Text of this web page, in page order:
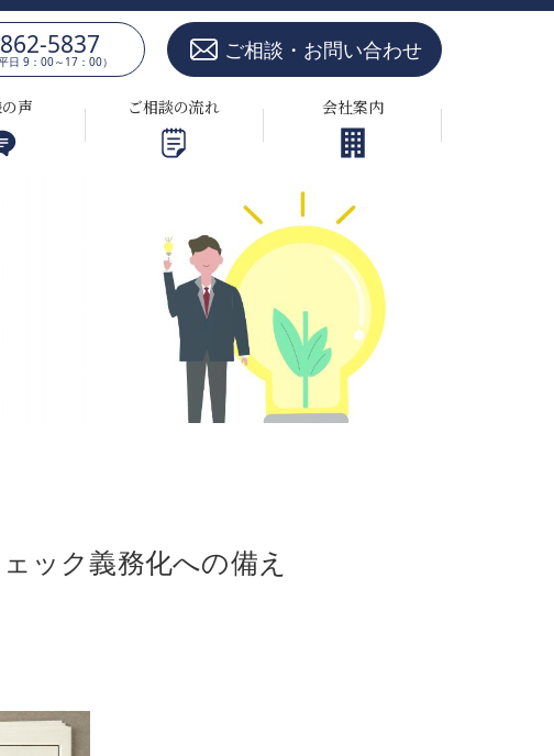
5837
日 9：00～17：00） ご相談・お問い合わせ
声 ご相談の流れ 会社案内
ック義務化への備え